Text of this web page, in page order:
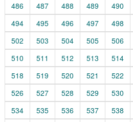
486
487 488 489 490
494
495 496 497 498
502
503 504 505 506
510
511 512 513 514
518
519 520 521 522
526
527 528 529 530
534
535 536 537 538